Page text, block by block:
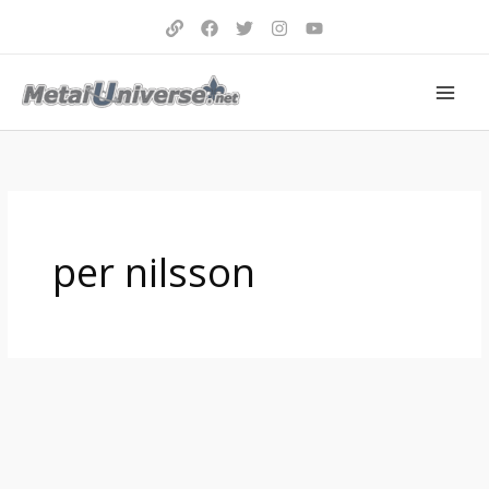
per nilsson